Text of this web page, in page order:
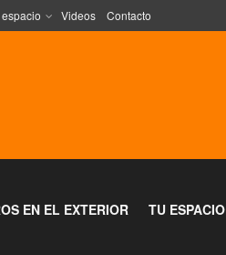
espacio Videos Contacto
EN EL EXTERIOR TU ESPACIO